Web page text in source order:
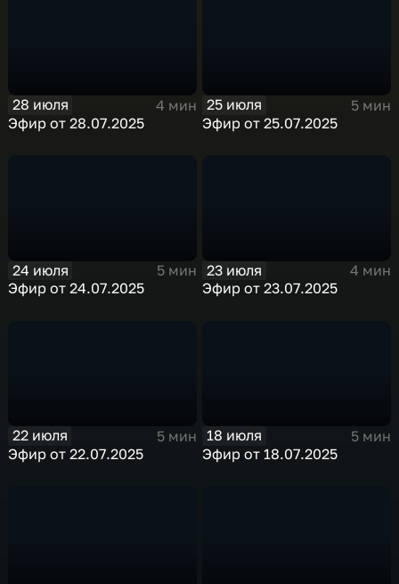
28 июля
4 мин
Эфир от 28.07.2025
25 июля
5 мин
Эфир от 25.07.2025
24 июля
5 мин
Эфир от 24.07.2025
23 июля
4 мин
Эфир от 23.07.2025
22 июля
5 мин
Эфир от 22.07.2025
18 июля
5 мин
Эфир от 18.07.2025